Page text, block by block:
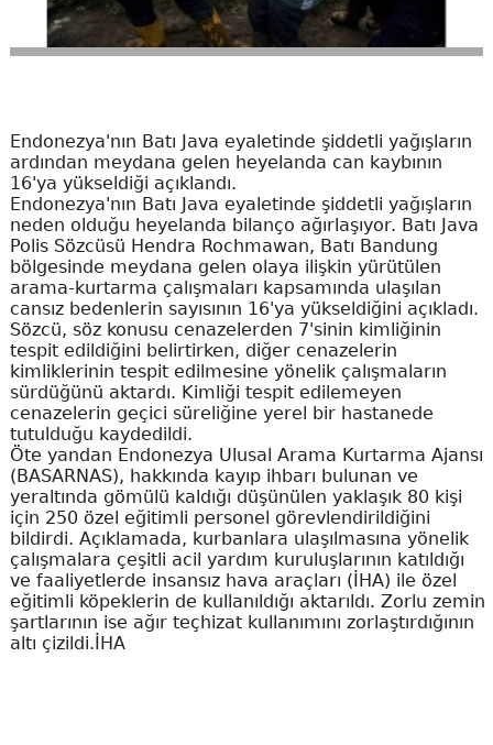
Endonezya'nın Batı Java eyaletinde şiddetli yağışların
ardından meydana gelen heyelanda can kaybının
16'ya yükseldiği açıklandı.
Endonezya'nın Batı Java eyaletinde şiddetli yağışların
neden olduğu heyelanda bilanço ağırlaşıyor. Batı Java
Polis Sözcüsü Hendra Rochmawan, Batı Bandung
bölgesinde meydana gelen olaya ilişkin yürütülen
arama-kurtarma çalışmaları kapsamında ulaşılan
cansız bedenlerin sayısının 16'ya yükseldiğini açıkladı.
Sözcü, söz konusu cenazelerden 7'sinin kimliğinin
tespit edildiğini belirtirken, diğer cenazelerin
kimliklerinin tespit edilmesine yönelik çalışmaların
sürdüğünü aktardı. Kimliği tespit edilemeyen
cenazelerin geçici süreliğine yerel bir hastanede
tutulduğu kaydedildi.
Öte yandan Endonezya Ulusal Arama Kurtarma Ajansı
(BASARNAS), hakkında kayıp ihbarı bulunan ve
yeraltında gömülü kaldığı düşünülen yaklaşık 80 kişi
için 250 özel eğitimli personel görevlendirildiğini
bildirdi. Açıklamada, kurbanlara ulaşılmasına yönelik
çalışmalara çeşitli acil yardım kuruluşlarının katıldığı
ve faaliyetlerde insansız hava araçları (İHA) ile özel
eğitimli köpeklerin de kullanıldığı aktarıldı. Zorlu zemin
şartlarının ise ağır teçhizat kullanımını zorlaştırdığının
altı çizildi.İHA